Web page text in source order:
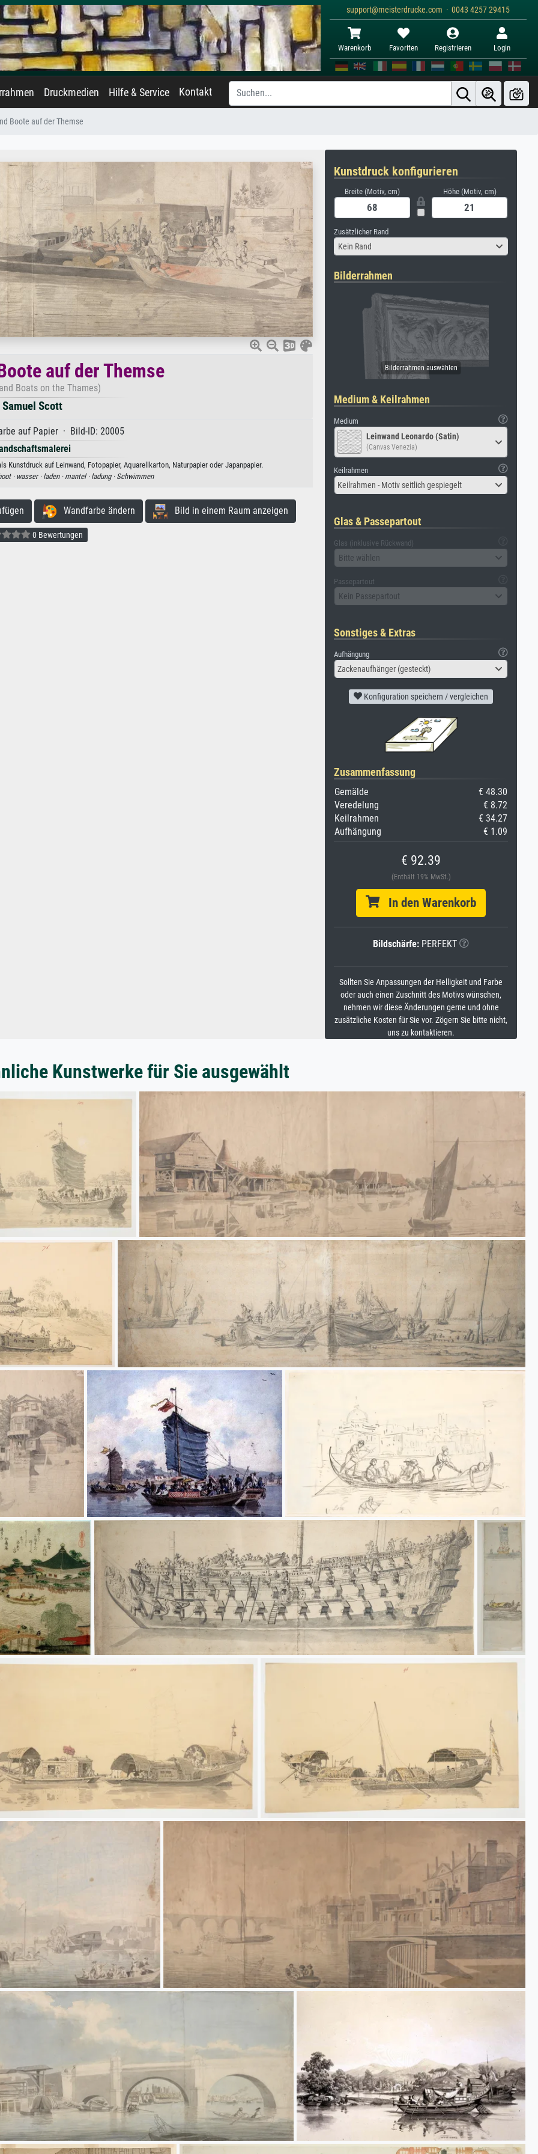
support@meisterdrucke.com · 0043 4257 29415
Warenkorb Favoriten Registrieren Login
Druckmedien Hilfe & Service Kontakt
Boote auf der Themse
auf der Themse
Boats on the Thames)
Samuel Scott
auf Papier · Bild-ID: 20005
Kunstdruck auf Leinwand, Fotopapier, Aquarellkarton, Naturpapier oder Japanpapier.
· wasser · laden · mantel · ladung · Schwimmen
Wandfarbe ändern Bild in einem Raum anzeigen
0 Bewertungen
Kunstdruck konfigurieren
Breite (Motiv, cm) Höhe (Motiv, cm)
Zusätzlicher Rand
Kein Rand
Bilderrahmen
Medium & Keilrahmen
Medium
Leinwand Leonardo (Satin)
(Canvas Venezia)
Keilrahmen
Keilrahmen - Motiv seitlich gespiegelt
Glas & Passepartout
Glas (inklusive Rückwand)
Bitte wählen
Passepartout
Kein Passepartout
Sonstiges & Extras
Aufhängung
Zackenaufhänger (gesteckt)
Konfiguration speichern / vergleichen
Zusammenfassung
Gemälde
€ 48.30
Veredelung
€ 8.72
Keilrahmen
€ 34.27
Aufhängung
€ 1.09
€ 92.39
(Enthält 19% MwSt.)
In den Warenkorb
Bildschärfe: PERFEKT
Sollten Sie Anpassungen der Helligkeit und Farbe
oder auch einen Zuschnitt des Motivs wünschen,
nehmen wir diese Änderungen gerne und ohne
zusätzliche Kosten für Sie vor. Zögern Sie bitte nicht,
uns zu kontaktieren.
Kunstwerke für Sie ausgewählt